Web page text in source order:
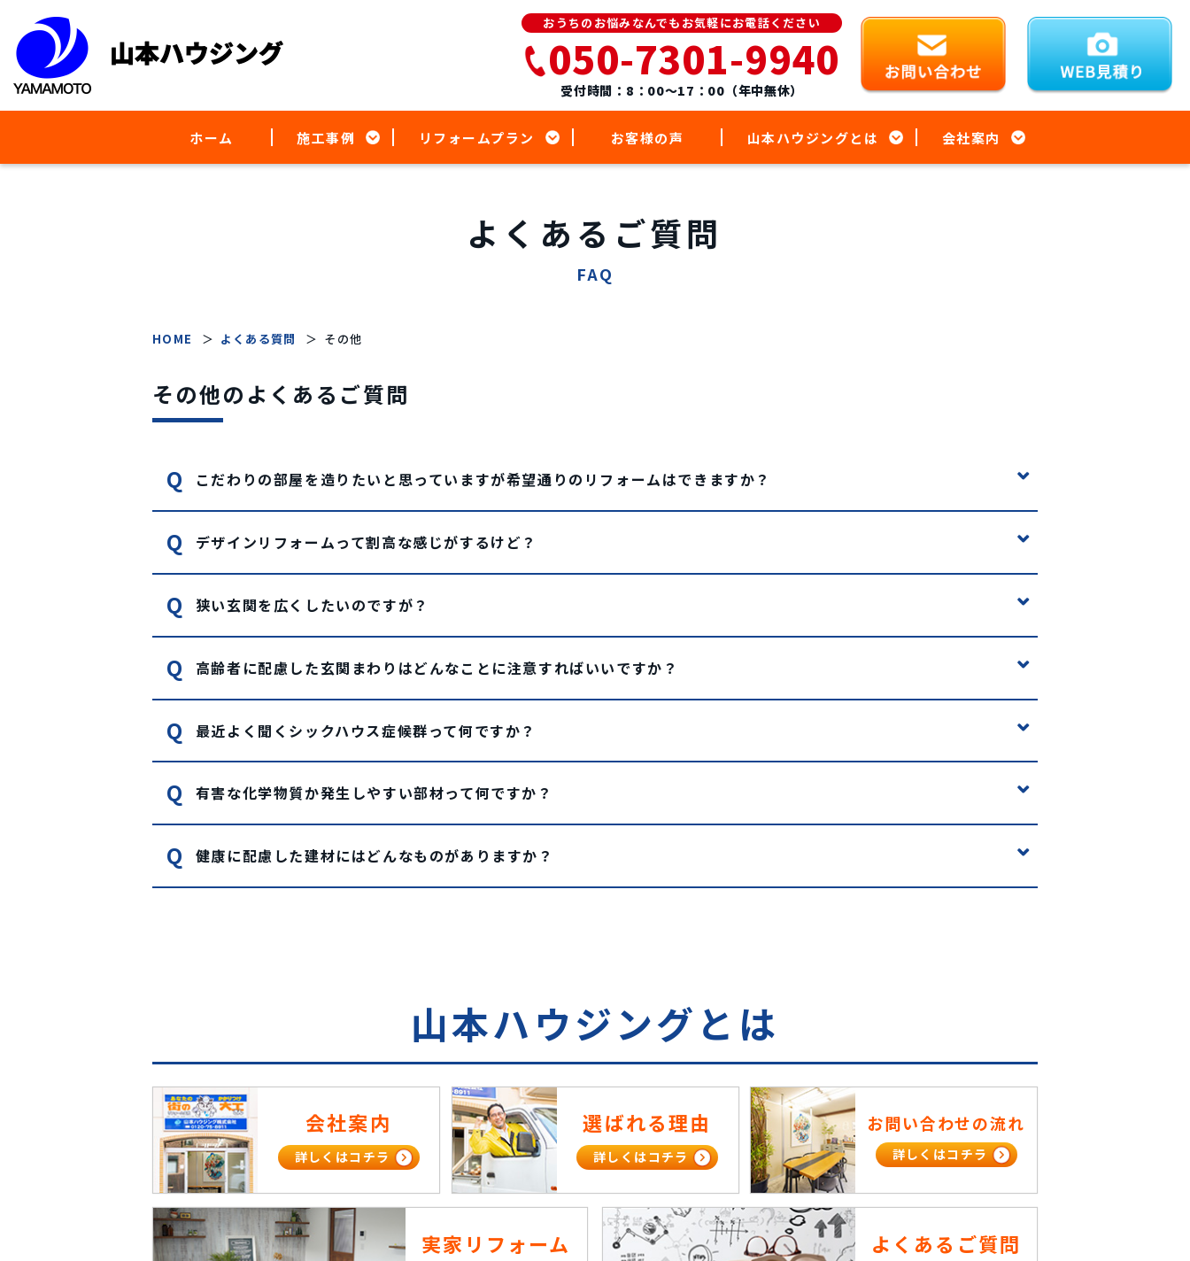
おうちのお悩みなんでもお気軽にお電話ください
050-7301-9940
受付時間：8：00～17：00（年中無休）
ホーム 施工事例 リフォームプラン お客様の声 山本ハウジングとは 会社案内
よくあるご質問
FAQ
HOME よくある質問 その他
その他のよくあるご質問
こだわりの部屋を造りたいと思っていますが希望通りのリフォームはできますか？
デザインリフォームって割高な感じがするけど？
狭い玄関を広くしたいのですが？
高齢者に配慮した玄関まわりはどんなことに注意すればいいですか？
最近よく聞くシックハウス症候群って何ですか？
有害な化学物質か発生しやすい部材って何ですか？
健康に配慮した建材にはどんなものがありますか？
山本ハウジングとは
会社案内
詳しくはコチラ
選ばれる理由
詳しくはコチラ
お問い合わせの流れ
詳しくはコチラ
実家リフォーム よくあるご質問